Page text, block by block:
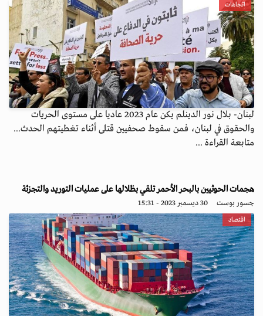
اتجاهات
لبنان- بلال نور الدينلم يكن عام 2023 عاديا على مستوى الحريات
والحقوق في لبنان، فمن سقوط صحفيين قتلى أثناء تغطيتهم الحدث...
متابعة القراءة ...
هجمات الحوثيين بالبحر الأحمر تلقي بظلالها على عمليات التوريد والتجزئة
جسور بوست 30 ديسمبر 2023 - 15:31
اقتصاد